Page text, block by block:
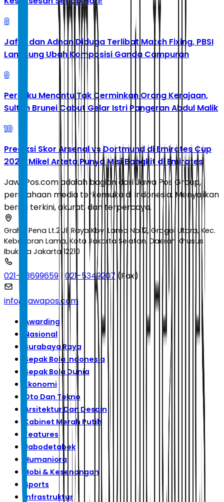
8
Jafar dan Adnan Diduga Terlibat Match Fixing, PBSI
Langsung Ubah Komposisi Ganda Campuran
9
Perilaku Menantu Tak Cerminkan Orang Kerajaan,
Sultan Brunei Cabut Gelar Istri Pangeran Abdul Malik
10
Prediksi Skor Arsenal vs Dortmund di Emirates Cup
2026: Mikel Arteta Punya Misi Bangkit di Emirates
JawaPos.com adalah bagian dari Jawa Pos Group,
perusahaan media terkemuka di Indonesia. Menyajikan
berita terkini, akurat, dan terpercaya.
Graha Pena Lt.2 Jl. Raya Kby. Lama No.12, Grogol Utara, Kec.
Kebayoran Lama, Kota Jakarta Selatan, Daerah Khusus
Ibukota Jakarta 12210
021-53699659 | 021-5349207(Fax)
info@jawapos.com
Awarding
Nasional
Surabaya Raya
Sepak Bola Indonesia
Sepak Bola Dunia
Ekonomi
Oto Dan Tekno
Arsitektur Dan Desain
Kabinet Merah Putih
Features
Jabodetabek
Humaniora
Hobi & Kesenangan
Sports
Infrastruktur